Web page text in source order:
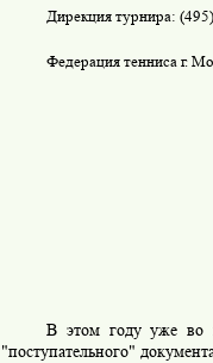
Дирекция турнира:
Федерация тенниса г.
В этом году уже во всех
"поступательного"